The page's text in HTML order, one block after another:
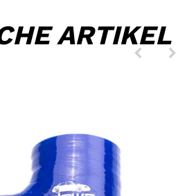
ARTIKEL